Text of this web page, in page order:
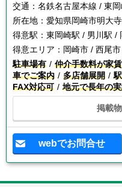
交通： 名鉄名古屋本線 / 東
所在地： 愛知県岡崎市明大
得意駅： 東岡崎駅 / 男川駅 /
得意エリア： 岡崎市 / 西尾
駐車場有
仲介手数料が家
車でご案内
多店舗展開
FAX対応可
地元で長年の
掲載
webでお問合せ